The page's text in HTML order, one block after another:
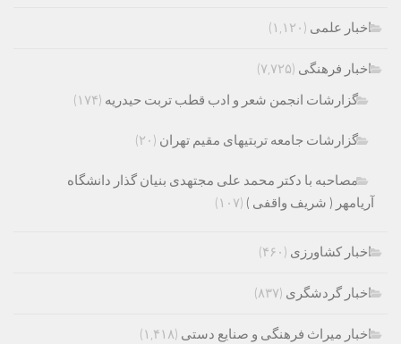
اخبار علمی (۱,۱۲۰)
اخبار فرهنگی (۷,۷۲۵)
گزارشات انجمن شعر و ادب قطب تربت حیدریه (۱۷۴)
گزارشات جامعه تربتیهای مقیم تهران (۲۰)
مصاحبه با دکتر محمد علی مجتهدی بنیان گذار دانشگاه
آریامهر ( شریف واقفی ) (۱۰۷)
اخبار کشاورزی (۴۶۰)
اخبار گردشگری (۸۳۷)
اخبار میراث فرهنگی و صنایع دستی (۱,۴۱۸)